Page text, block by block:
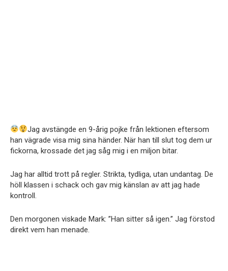
Jag avstängde en 9-årig pojke från lektionen eftersom
han vägrade visa mig sina händer. När han till slut tog dem ur
fickorna, krossade det jag såg mig i en miljon bitar.
Jag har alltid trott på regler. Strikta, tydliga, utan undantag. De
höll klassen i schack och gav mig känslan av att jag hade
kontroll.
Den morgonen viskade Mark: ”Han sitter så igen.” Jag förstod
direkt vem han menade.